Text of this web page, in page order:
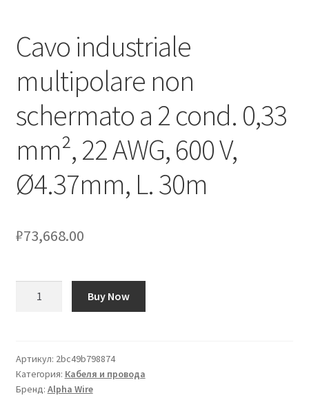
Оставить отзыв
Оформление заказа
Подтверждение заказа
Cavo industriale
multipolare non
schermato a 2 cond. 0,33
mm², 22 AWG, 600 V,
Ø4.37mm, L. 30m
₽73,668.00
multipolare
non
schermato
Buy Now
Артикул: 2bc49b798874
Категория: Кабеля и провода
Бренд: Alpha Wire